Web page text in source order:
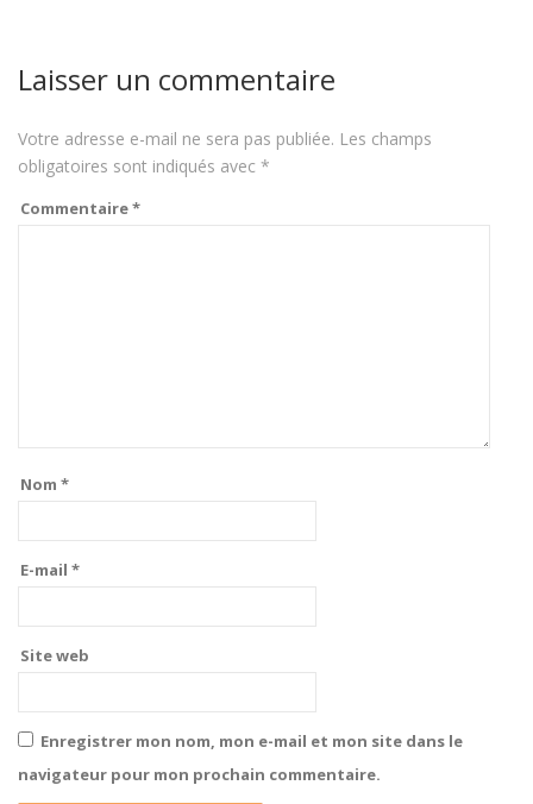
Laisser un commentaire
Votre adresse e-mail ne sera pas publiée. Les champs
obligatoires sont indiqués avec *
Commentaire*
Nom *
E-mail *
Site web
Enregistrer mon nom, mon e-mail et mon site dans le
navigateur pour mon prochain commentaire.